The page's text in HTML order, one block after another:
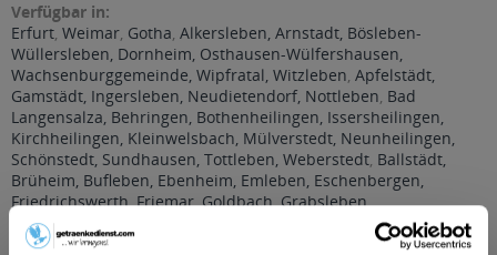
Verfügbar in:
Erfurt, Weimar, Gotha, Alkersleben, Arnstadt, Bösleben-
Wüllersleben, Dornheim, Osthausen-Wülfershausen,
Wachsenburggemeinde, Wipfratal, Witzleben, Apfelstädt,
Gamstädt, Ingersleben, Neudietendorf, Nottleben, Bad
Langensalza, Behringen, Bothenheilingen, Issersheilingen,
Kirchheilingen, Kleinwelsbach, Mülverstedt, Neunheilingen,
Schönstedt, Sundhausen, Tottleben, Weberstedt, Ballstädt,
Brüheim, Bufleben, Ebenheim, Emleben, Eschenbergen,
Friedrichswerth, Friemar, Goldbach, Grabsleben,
Günthersleben, Haina, Hochheim, Molschleben, Mühlberg,
Pferdingsleben, Remstädt, Schwabhaus
Bechstedtstraß,